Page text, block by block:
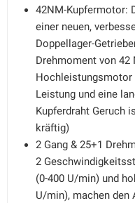
42NM-Kupfermotor:
einer neuen,
Doppellager-
Drehmoment von
Leistung und eine
Kupferdraht Geruch
kräftig)
2 Gang & 25+1
2
(0-400 U/min) und
U/min), machen den